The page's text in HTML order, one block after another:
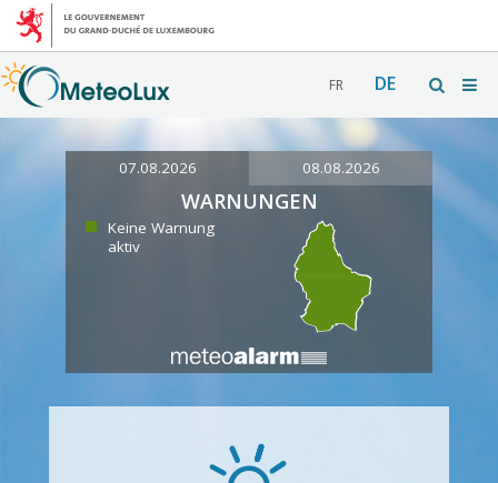
FR DE
07.08.2026 08.08.2026
WARNUNGEN
Keine Warnung
aktiv